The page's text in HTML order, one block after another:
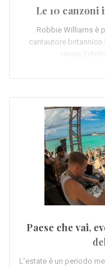
Le 10 canzoni
Robbie Williams è
cantautore
Heavy
Paese che vai,
L’estate è un periodo